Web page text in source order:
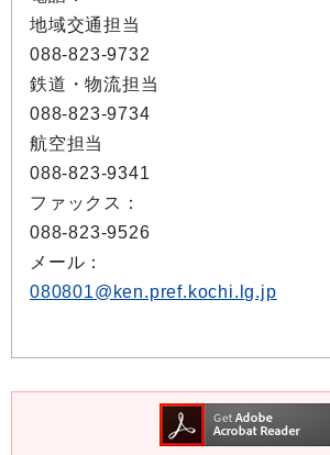
地域交通担当
088-823-9732
鉄道・物流担当
088-823-9734
航空担当
088-823-9341
ファックス：
088-823-9526
メール：
080801@ken.pref.kochi.lg.jp